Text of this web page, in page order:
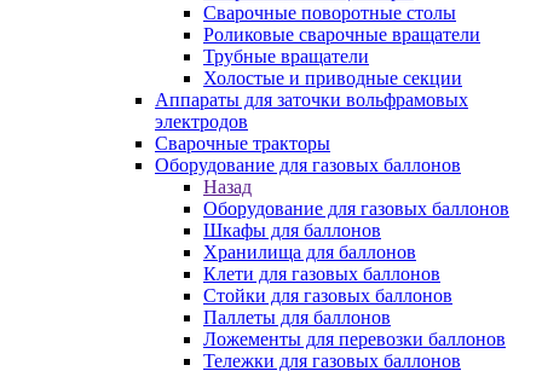
Сварочные поворотные столы
Роликовые сварочные вращатели
Трубные вращатели
Холостые и приводные секции
Аппараты для заточки вольфрамовых
электродов
Сварочные тракторы
Оборудование для газовых баллонов
Назад
Оборудование для газовых баллонов
Шкафы для баллонов
Хранилища для баллонов
Клети для газовых баллонов
Стойки для газовых баллонов
Паллеты для баллонов
Ложементы для перевозки баллонов
Тележки для газовых баллонов